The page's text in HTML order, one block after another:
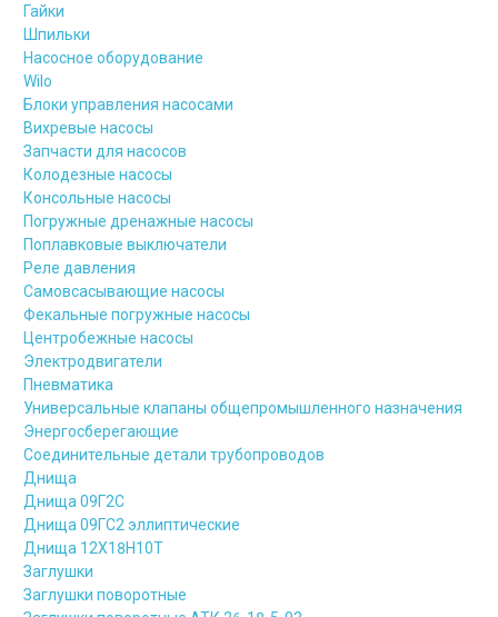
Гайки
Шпильки
Насосное оборудование
Wilo
Блоки управления насосами
Вихревые насосы
Запчасти для насосов
Колодезные насосы
Консольные насосы
Погружные дренажные насосы
Поплавковые выключатели
Реле давления
Самовсасывающие насосы
Фекальные погружные насосы
Центробежные насосы
Электродвигатели
Пневматика
Универсальные клапаны общепромышленного назначения
Энергосберегающие
Соединительные детали трубопроводов
Днища
Днища 09Г2С
Днища 09ГС2 эллиптические
Днища 12Х18Н10Т
Заглушки
Заглушки поворотные